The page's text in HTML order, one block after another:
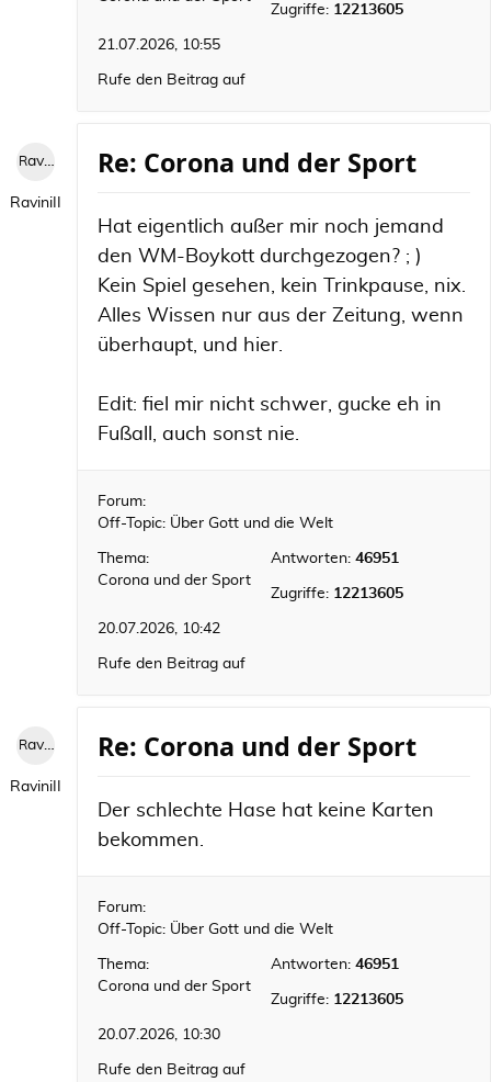
Zugriffe: 12213605
21.07.2026, 10:55
Rufe den Beitrag auf
RaviniII
RaviniII
Re: Corona und der Sport
Hat eigentlich außer mir noch jemand
den WM-Boykott durchgezogen? ; )
Kein Spiel gesehen, kein Trinkpause, nix.
Alles Wissen nur aus der Zeitung, wenn
überhaupt, und hier.
Edit: fiel mir nicht schwer, gucke eh in
Fußall, auch sonst nie.
Forum:
Off-Topic: Über Gott und die Welt
Thema:
Corona und der Sport
Antworten: 46951
Zugriffe: 12213605
20.07.2026, 10:42
Rufe den Beitrag auf
RaviniII
RaviniII
Re: Corona und der Sport
Der schlechte Hase hat keine Karten
bekommen.
Forum:
Off-Topic: Über Gott und die Welt
Thema:
Corona und der Sport
Antworten: 46951
Zugriffe: 12213605
20.07.2026, 10:30
Rufe den Beitrag auf